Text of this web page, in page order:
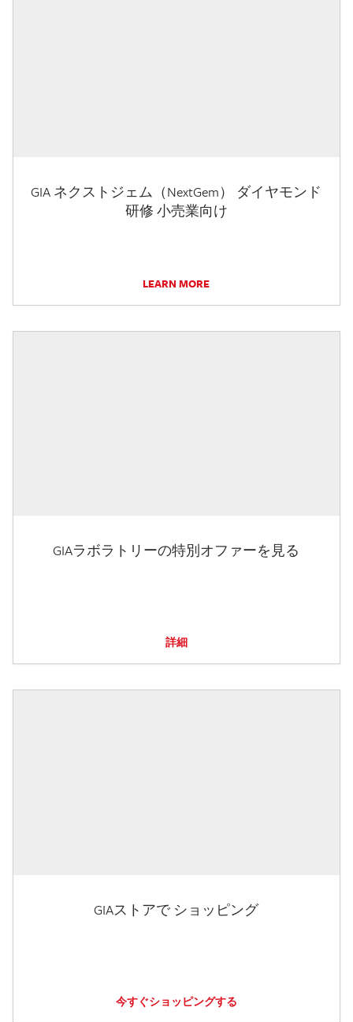
GIA ネクストジェム（NextGem） ダイヤモンド
研修 小売業向け
LEARN MORE
GIAラボラトリーの特別オファーを見る
詳細
GIAストアで ショッピング
今すぐショッピングする